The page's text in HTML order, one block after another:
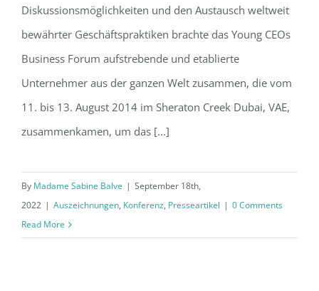
Diskussionsmöglichkeiten und den Austausch weltweit
bewährter Geschäftspraktiken brachte das Young CEOs
Business Forum aufstrebende und etablierte
Unternehmer aus der ganzen Welt zusammen, die vom
11. bis 13. August 2014 im Sheraton Creek Dubai, VAE,
zusammenkamen, um das [...]
By Madame Sabine Balve | September 18th,
2022 | Auszeichnungen, Konferenz, Presseartikel | 0 Comments
Read More